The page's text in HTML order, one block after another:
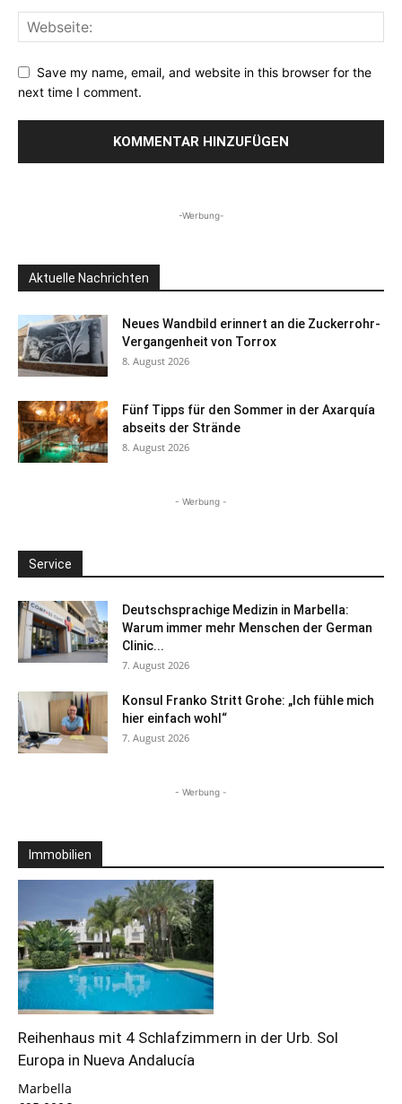
Save my name, email, and website in this browser for the
next time I comment.
-Werbung-
Aktuelle Nachrichten
Neues Wandbild erinnert an die Zuckerrohr-
Vergangenheit von Torrox
8. August 2026
Fünf Tipps für den Sommer in der Axarquía
abseits der Strände
8. August 2026
- Werbung -
Service
Deutschsprachige Medizin in Marbella:
Warum immer mehr Menschen der German
Clinic...
7. August 2026
Konsul Franko Stritt Grohe: „Ich fühle mich
hier einfach wohl“
7. August 2026
- Werbung -
Immobilien
Reihenhaus mit 4 Schlafzimmern in der Urb. Sol
Europa in Nueva Andalucía
Marbella